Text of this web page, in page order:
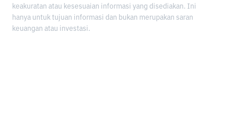
keakuratan atau kesesuaian informasi yang disediakan. Ini
hanya untuk tujuan informasi dan bukan merupakan saran
keuangan atau investasi.